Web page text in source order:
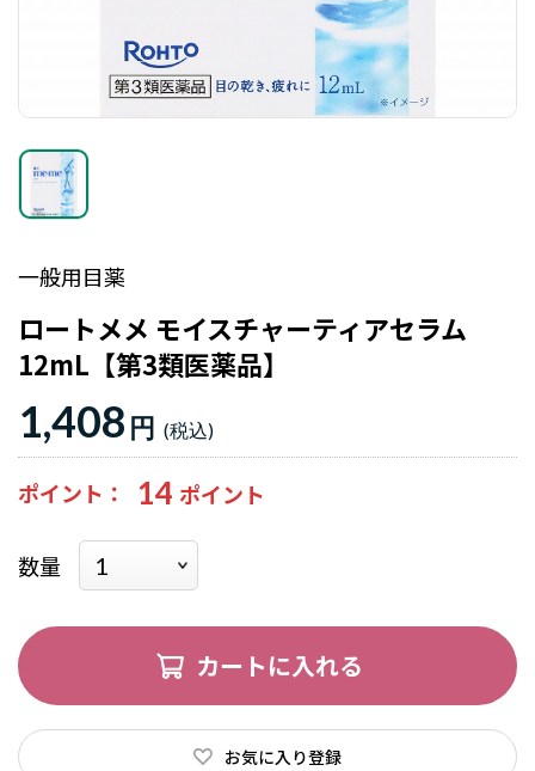
一般用目薬
ロートメメ モイスチャーティアセラム
12mL【第3類医薬品】
1,408 円
ポイント 14
数量
カートに入れる
お気に入り登録